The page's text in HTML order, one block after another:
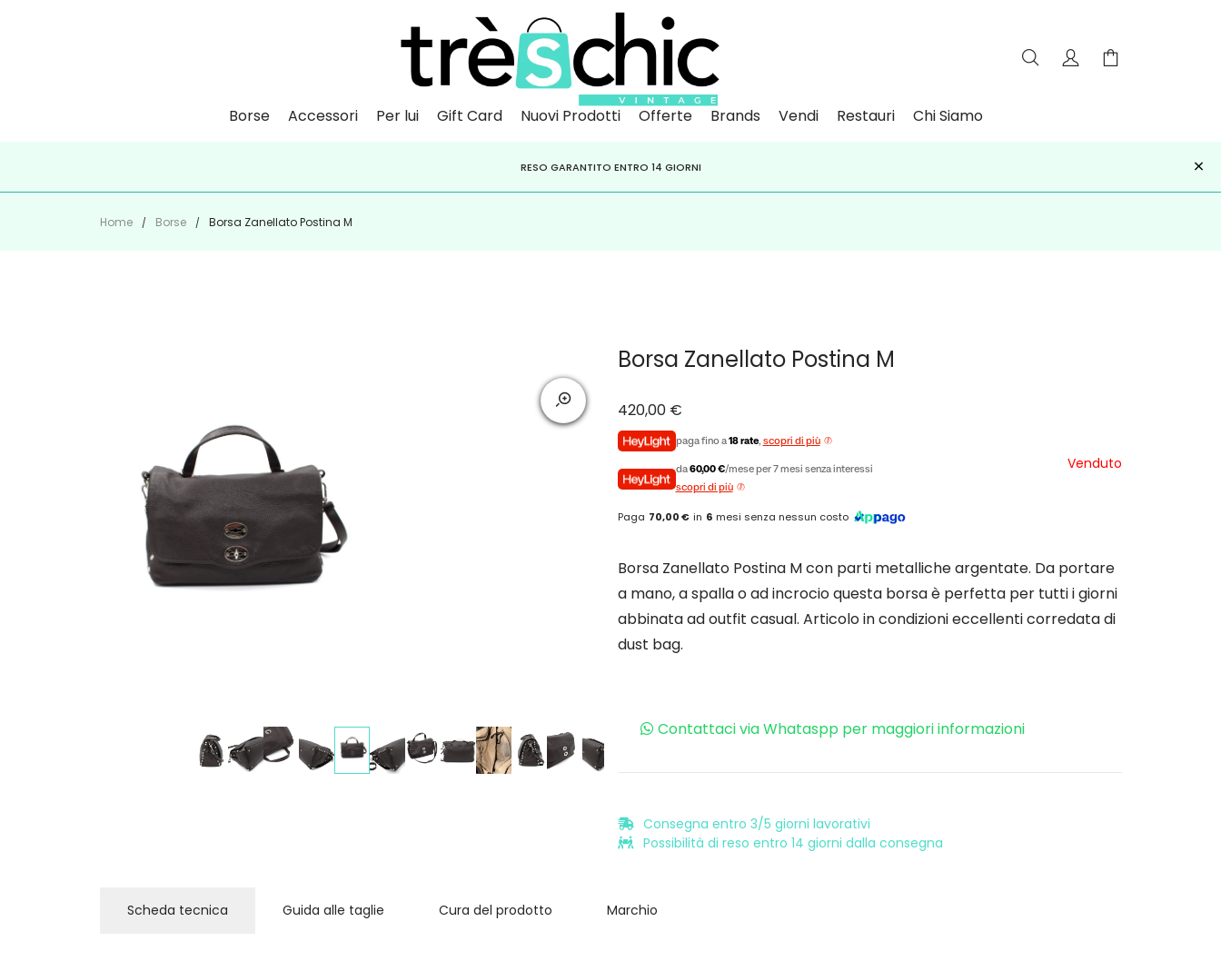
Borse Accessori Per lui Gift Card Nuovi Prodotti Offerte Brands Vendi Restauri Chi Siamo
PAGA A RATE CONKLARNA,HEYLIGHT,APPAGO
ISCRIVITI ALLA NEWSLETTER PER NON PERDERE SCONTI E OFFERTE IMPERDIBILI!
RESO GARANTITO ENTRO 14 GIORNI ×
Home Borse Borsa Zanellato Postina M
Borsa Zanellato Postina M
420,00 €
paga fino a18 rate, scopri di più
da60,00 €/mese per 7 mesi senza interessi
scopri di più
Paga 70,00 € in 6 mesi senza nessun costo
Venduto
Borsa Zanellato Postina M con parti metalliche argentate. Da portare
a mano, a spalla o ad incrocio questa borsa è perfetta per tutti i giorni
abbinata ad outfit casual. Articolo in condizioni eccellenti corredata di
dust bag.
Contattaci via Whataspp per maggiori informazioni
Consegna entro 3/5 giorni lavorativi
Possibilità di reso entro 14 giorni dalla consegna
Scheda tecnica Guida alle taglie Cura del prodotto Marchio